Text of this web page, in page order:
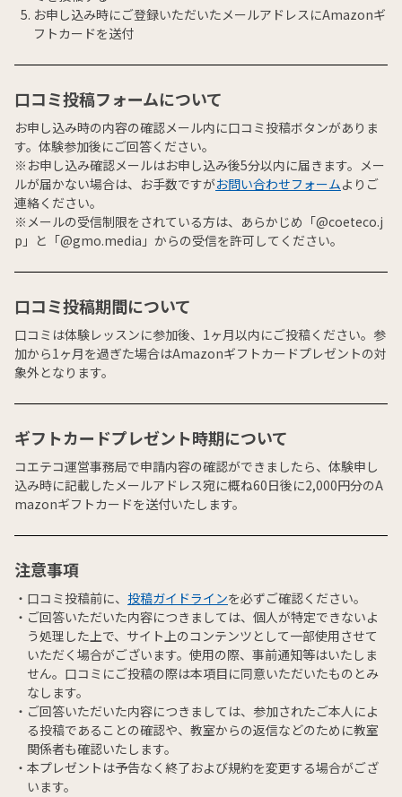
お申し込み時にご登録いただいたメールアドレスにAmazonギ
フトカードを送付
口コミ投稿フォームについて
お申し込み時の内容の確認メール内に口コミ投稿ボタンがありま
す。体験参加後にご回答ください。
※お申し込み確認メールはお申し込み後5分以内に届きます。メー
ルが届かない場合は、お手数ですがお問い合わせフォームよりご
連絡ください。
※メールの受信制限をされている方は、あらかじめ「@coeteco.j
p」と「@gmo.media」からの受信を許可してください。
口コミ投稿期間について
口コミは体験レッスンに参加後、1ヶ月以内にご投稿ください。参
加から1ヶ月を過ぎた場合はAmazonギフトカードプレゼントの対
象外となります。
ギフトカードプレゼント時期について
コエテコ運営事務局で申請内容の確認ができましたら、体験申し
込み時に記載したメールアドレス宛に概ね60日後に2,000円分のA
mazonギフトカードを送付いたします。
注意事項
口コミ投稿前に、 投稿ガイドラインを必ずご確認ください。
ご回答いただいた内容につきましては、個人が特定できないよ
う処理した上で、サイト上のコンテンツとして一部使用させて
いただく場合がございます。使用の際、事前通知等はいたしま
せん。口コミにご投稿の際は本項目に同意いただいたものとみ
なします。
ご回答いただいた内容につきましては、参加されたご本人によ
る投稿であることの確認や、教室からの返信などのために教室
関係者も確認いたします。
本プレゼントは予告なく終了および規約を変更する場合がござ
います。